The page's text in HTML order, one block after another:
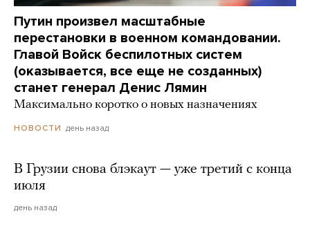
Путин произвел масштабные
перестановки в военном командовании.
Главой Войск беспилотных систем
(оказывается, все еще не созданных)
станет генерал Денис Лямин
Максимально коротко о новых назначениях
НОВОСТИ день назад
В Грузии снова блэкаут — уже третий с конца
июля
день назад